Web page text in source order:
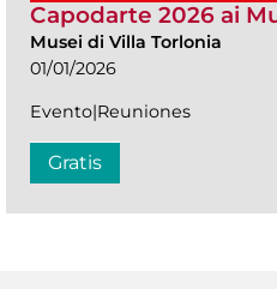
Capodarte 2026 ai
Musei di Villa Torlonia
01/01/2026
Evento|Reuniones
Gratis